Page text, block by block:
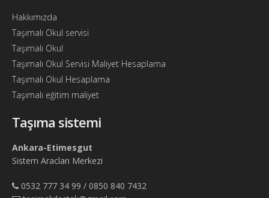
Hakkımızda
Taşımalı Okul servisi
Taşımalı Okul
Taşımalı Okul Servisi Maliyet Hesaplama
Taşımalı Okul Hesaplama
Taşımalı eğitim maliyet
Taşıma sistemi
Ankara-Etimesgut
Sistem Aracları Merkezi
0532 777 34 99 / 0850 840 7432